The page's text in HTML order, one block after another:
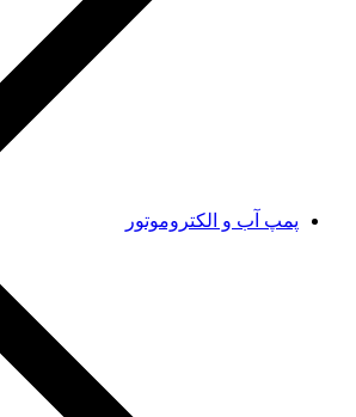
پمپ آب و الکتروموتور